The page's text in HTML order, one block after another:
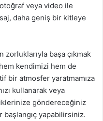
veya video ile
daha geniş bir kitleye
zorluklarıyla başa çıkmak
kendimizi hem de
bir atmosfer yaratmamıza
kullanarak veya
göndereceğiniz
yapabilirsiniz.